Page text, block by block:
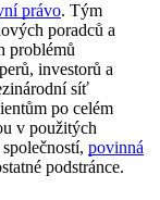
právo. Tým
poradců a
problémů
investorů a
síť
po celém
v použitých
povinná
podstránce.